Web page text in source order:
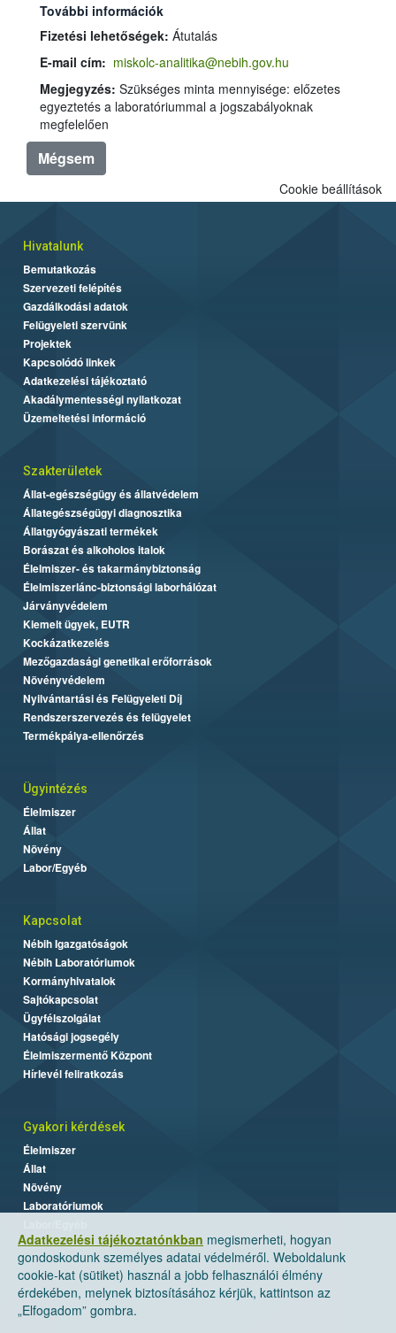
További információk
Fizetési lehetőségek: Átutalás
E-mail cím: miskolc-analitika@nebih.gov.hu
Megjegyzés: Szükséges minta mennyisége: előzetes
egyeztetés a laboratóriummal a jogszabályoknak
megfelelően
Mégsem
Adatkezelési tájékoztatónkban megismerheti, hogyan
gondoskodunk személyes adatai védelméről. Weboldalunk
cookie-kat (sütiket) használ a jobb felhasználói élmény
érdekében, melynek biztosításához kérjük, kattintson az
„Elfogadom” gombra.
Cookie beállítások
Hivatalunk
Bemutatkozás
Szervezeti felépítés
Gazdálkodási adatok
Felügyeleti szervünk
Projektek
Kapcsolódó linkek
Adatkezelési tájékoztató
Akadálymentességi nyilatkozat
Üzemeltetési információ
Szakterületek
Állat-egészségügy és állatvédelem
Állategészségügyi diagnosztika
Állatgyógyászati termékek
Borászat és alkoholos italok
Élelmiszer- és takarmánybiztonság
Élelmiszerlánc-biztonsági laborhálózat
Járványvédelem
Kiemelt ügyek, EUTR
Kockázatkezelés
Mezőgazdasági genetikai erőforrások
Növényvédelem
Nyilvántartási és Felügyeleti Díj
Rendszerszervezés és felügyelet
Termékpálya-ellenőrzés
Ügyintézés
Élelmiszer
Állat
Növény
Labor/Egyéb
Kapcsolat
Nébih Igazgatóságok
Nébih Laboratóriumok
Kormányhivatalok
Sajtókapcsolat
Ügyfélszolgálat
Hatósági jogsegély
Élelmiszermentő Központ
Hírlevél feliratkozás
Gyakori kérdések
Élelmiszer
Állat
Növény
Laboratóriumok